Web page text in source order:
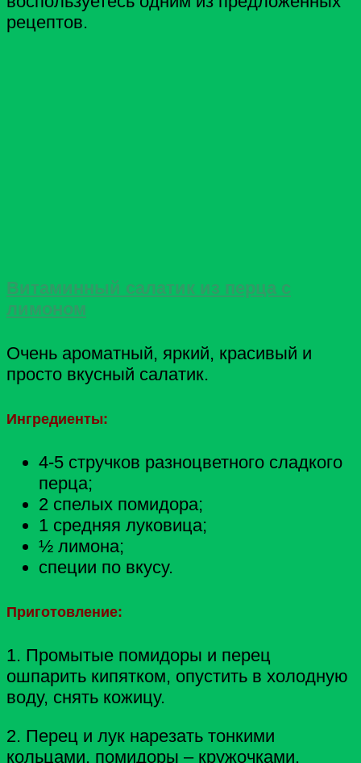
рецептов.
Витаминный салатик из перца с
лимоном
Очень ароматный, яркий, красивый и
просто вкусный салатик.
Ингредиенты:
4-5 стручков разноцветного сладкого
перца;
2 спелых помидора;
1 средняя луковица;
½ лимона;
специи по вкусу.
Приготовление:
1. Промытые помидоры и перец
ошпарить кипятком, опустить в холодную
воду, снять кожицу.
2. Перец и лук нарезать тонкими
кольцами, помидоры – кружочками.